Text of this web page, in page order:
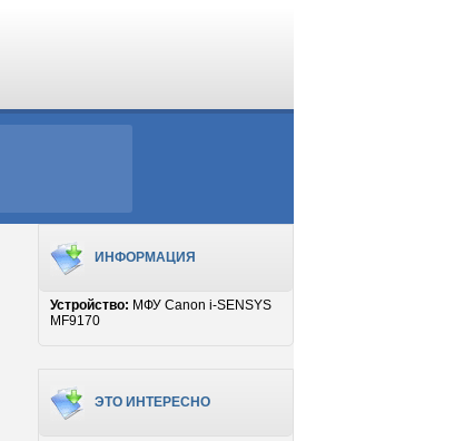
ИНФОРМАЦИЯ
Устройство: МФУ Canon i-SENSYS
MF9170
ЭТО ИНТЕРЕСНО